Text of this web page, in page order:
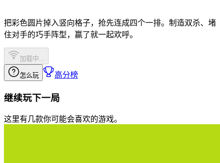
把彩色圆片掉入竖向格子，抢先连成四个一排。制造双杀、堵
住对手的巧手阵型，赢了就一起欢呼。
加载中...
怎么玩 高分榜
继续玩下一局
这里有几款你可能会喜欢的游戏。